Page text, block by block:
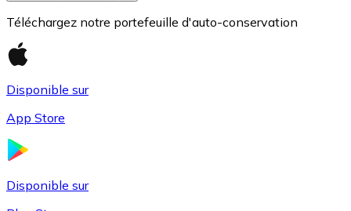
Téléchargez notre portefeuille d'auto-conservation
Disponible sur
App Store
Disponible sur